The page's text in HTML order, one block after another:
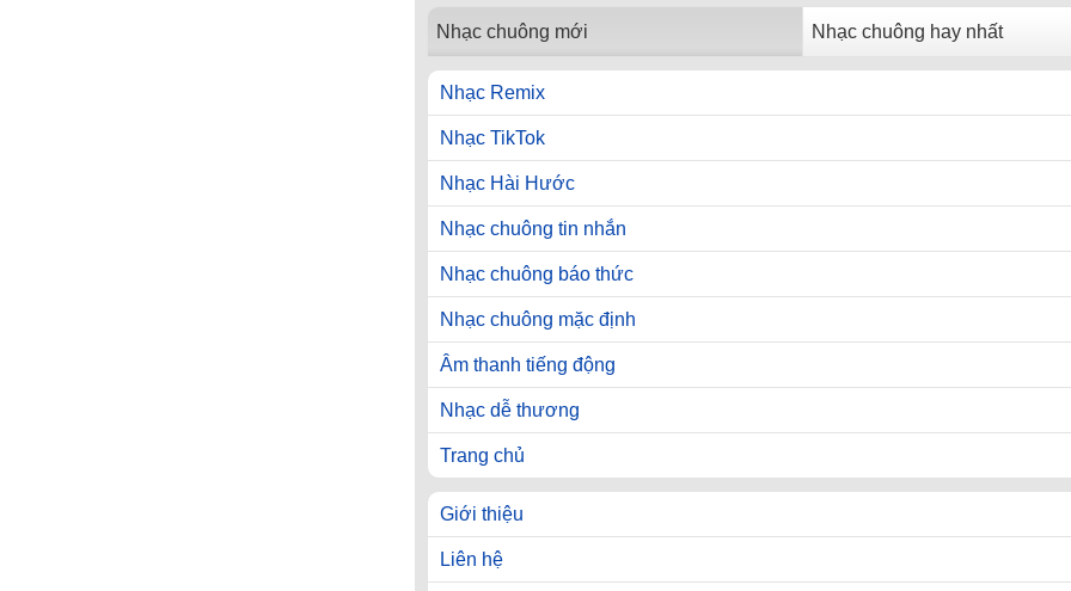
Nhạc chuông mới Nhạc chuông hay nhất
Nhạc Remix
Nhạc TikTok
Nhạc Hài Hước
Nhạc chuông tin nhắn
Nhạc chuông báo thức
Nhạc chuông mặc định
Âm thanh tiếng động
Nhạc dễ thương
Trang chủ
Giới thiệu
Liên hệ